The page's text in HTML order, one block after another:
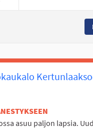
asuu paljon lapsia.